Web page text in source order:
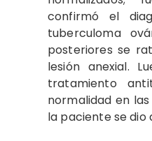
confirmó el
tuberculoma
posteriores se
lesión anexial.
tratamiento
normalidad en
la paciente se dio